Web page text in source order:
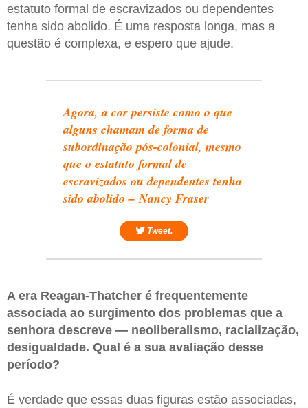
estatuto formal de escravizados ou dependentes
tenha sido abolido. É uma resposta longa, mas a
questão é complexa, e espero que ajude.
Agora, a cor persiste como o que
alguns chamam de forma de
subordinação pós-colonial, mesmo
que o estatuto formal de
escravizados ou dependentes tenha
sido abolido – Nancy Fraser
Tweet.
A era Reagan-Thatcher é frequentemente
associada ao surgimento dos problemas que a
senhora descreve — neoliberalismo, racialização,
desigualdade. Qual é a sua avaliação desse
período?
É verdade que essas duas figuras estão associadas,